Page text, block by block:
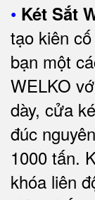
• Két Sắt
tạo kiên
bạn một
WELKO
dày, cửa
đúc
1000 tấn.
khóa liên